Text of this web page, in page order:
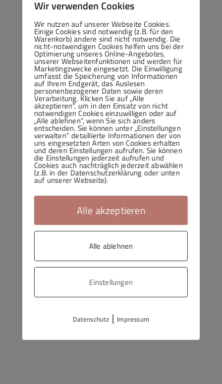
Wir verwenden Cookies
Wir nutzen auf unserer Webseite Cookies.
Einige Cookies sind notwendig (z.B. für den
Warenkorb) andere sind nicht notwendig. Die
nicht-notwendigen Cookies helfen uns bei der
Optimierung unseres Online-Angebotes,
unserer Webseitenfunktionen und werden für
Marketingzwecke eingesetzt. Die Einwilligung
umfasst die Speicherung von Informationen
auf Ihrem Endgerät, das Auslesen
personenbezogener Daten sowie deren
Verarbeitung. Klicken Sie auf „Alle
akzeptieren“, um in den Einsatz von nicht
notwendigen Cookies einzuwilligen oder auf
„Alle ablehnen“, wenn Sie sich anders
entscheiden. Sie können unter „Einstellungen
verwalten“ detaillierte Informationen der von
uns eingesetzten Arten von Cookies erhalten
und deren Einstellungen aufrufen. Sie können
die Einstellungen jederzeit aufrufen und
Cookies auch nachträglich jederzeit abwählen
(z.B. in der Datenschutzerklärung oder unten
auf unserer Webseite).
Alle akzeptieren
Alle ablehnen
Einstellungen
Datenschutz | Impressum